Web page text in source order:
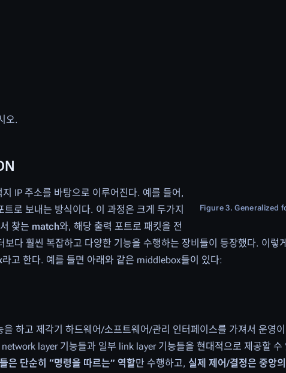
오.
Figure 3. Generalized
IP 주소를 바탕으로 이루어진다. 예를 들어,
트로 보내는 방식이다. 이 과정은 크게 두가지
찾는 match와, 해당 출력 포트로 패킷을 전
다 훨씬 복잡하고 다양한 기능을 수행하는 장비들이 등장했다. 이렇
라고 한다. 예를 들면 아래와 같은 middlebox들이 있다:
하고 제각기 하드웨어/소프트웨어/관리 인터페이스를 가져서 운영이
layer 기능들과 일부 link layer 기능들을 현대적으로 제공할 수
은 단순히 “명령을 따르는” 역할만 수행하고, 실제 제어/결정은 중앙